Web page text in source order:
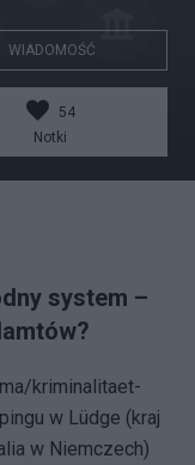
WIADOMOŚĆ
54
Notki
system –
kriminalitaet-
w Lüdge (kraj
w Niemczech)